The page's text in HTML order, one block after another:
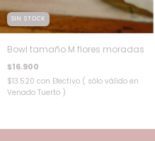
SIN STOCK
Bowl tamaño M flores moradas
$16.900
$13.520 con Efectivo ( sólo válido en
Venado Tuerto )